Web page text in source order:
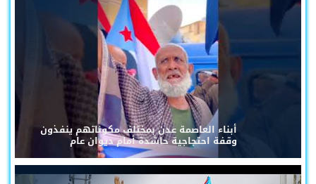
أبناء العاصمة عدن بمختلف مكوناتهم ينفذون
وقفة احتجاجية حاشدة أمام ديوان عام